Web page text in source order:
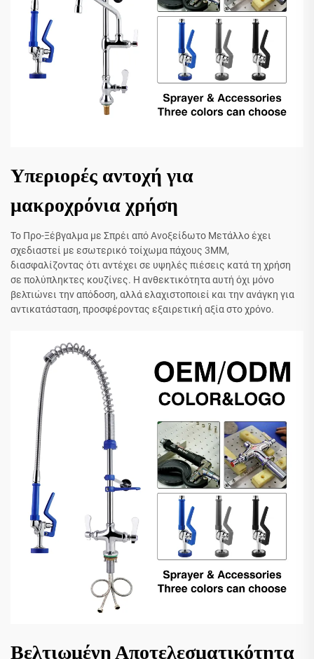
Υπεριορές αντοχή για
μακροχρόνια χρήση
Το Προ-Ξέβγαλμα με Σπρέι από Ανοξείδωτο Μετάλλο έχει
σχεδιαστεί με εσωτερικό τοίχωμα πάχους 3MM,
διασφαλίζοντας ότι αντέχει σε υψηλές πιέσεις κατά τη χρήση
σε πολύπληκτες κουζίνες. Η ανθεκτικότητα αυτή όχι μόνο
βελτιώνει την απόδοση, αλλά ελαχιστοποιεί και την ανάγκη για
αντικατάσταση, προσφέροντας εξαιρετική αξία στο χρόνο.
Βελτιωμένη Αποτελεσματικότητα